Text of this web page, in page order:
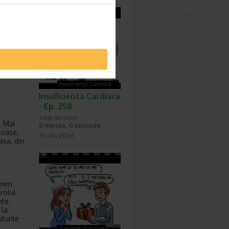
cu
Mai
din
la
Insuficienta Cardiaca
- Ep. 258
Timp de citire:
0 minute, 0 secunde
31 iulie 2026